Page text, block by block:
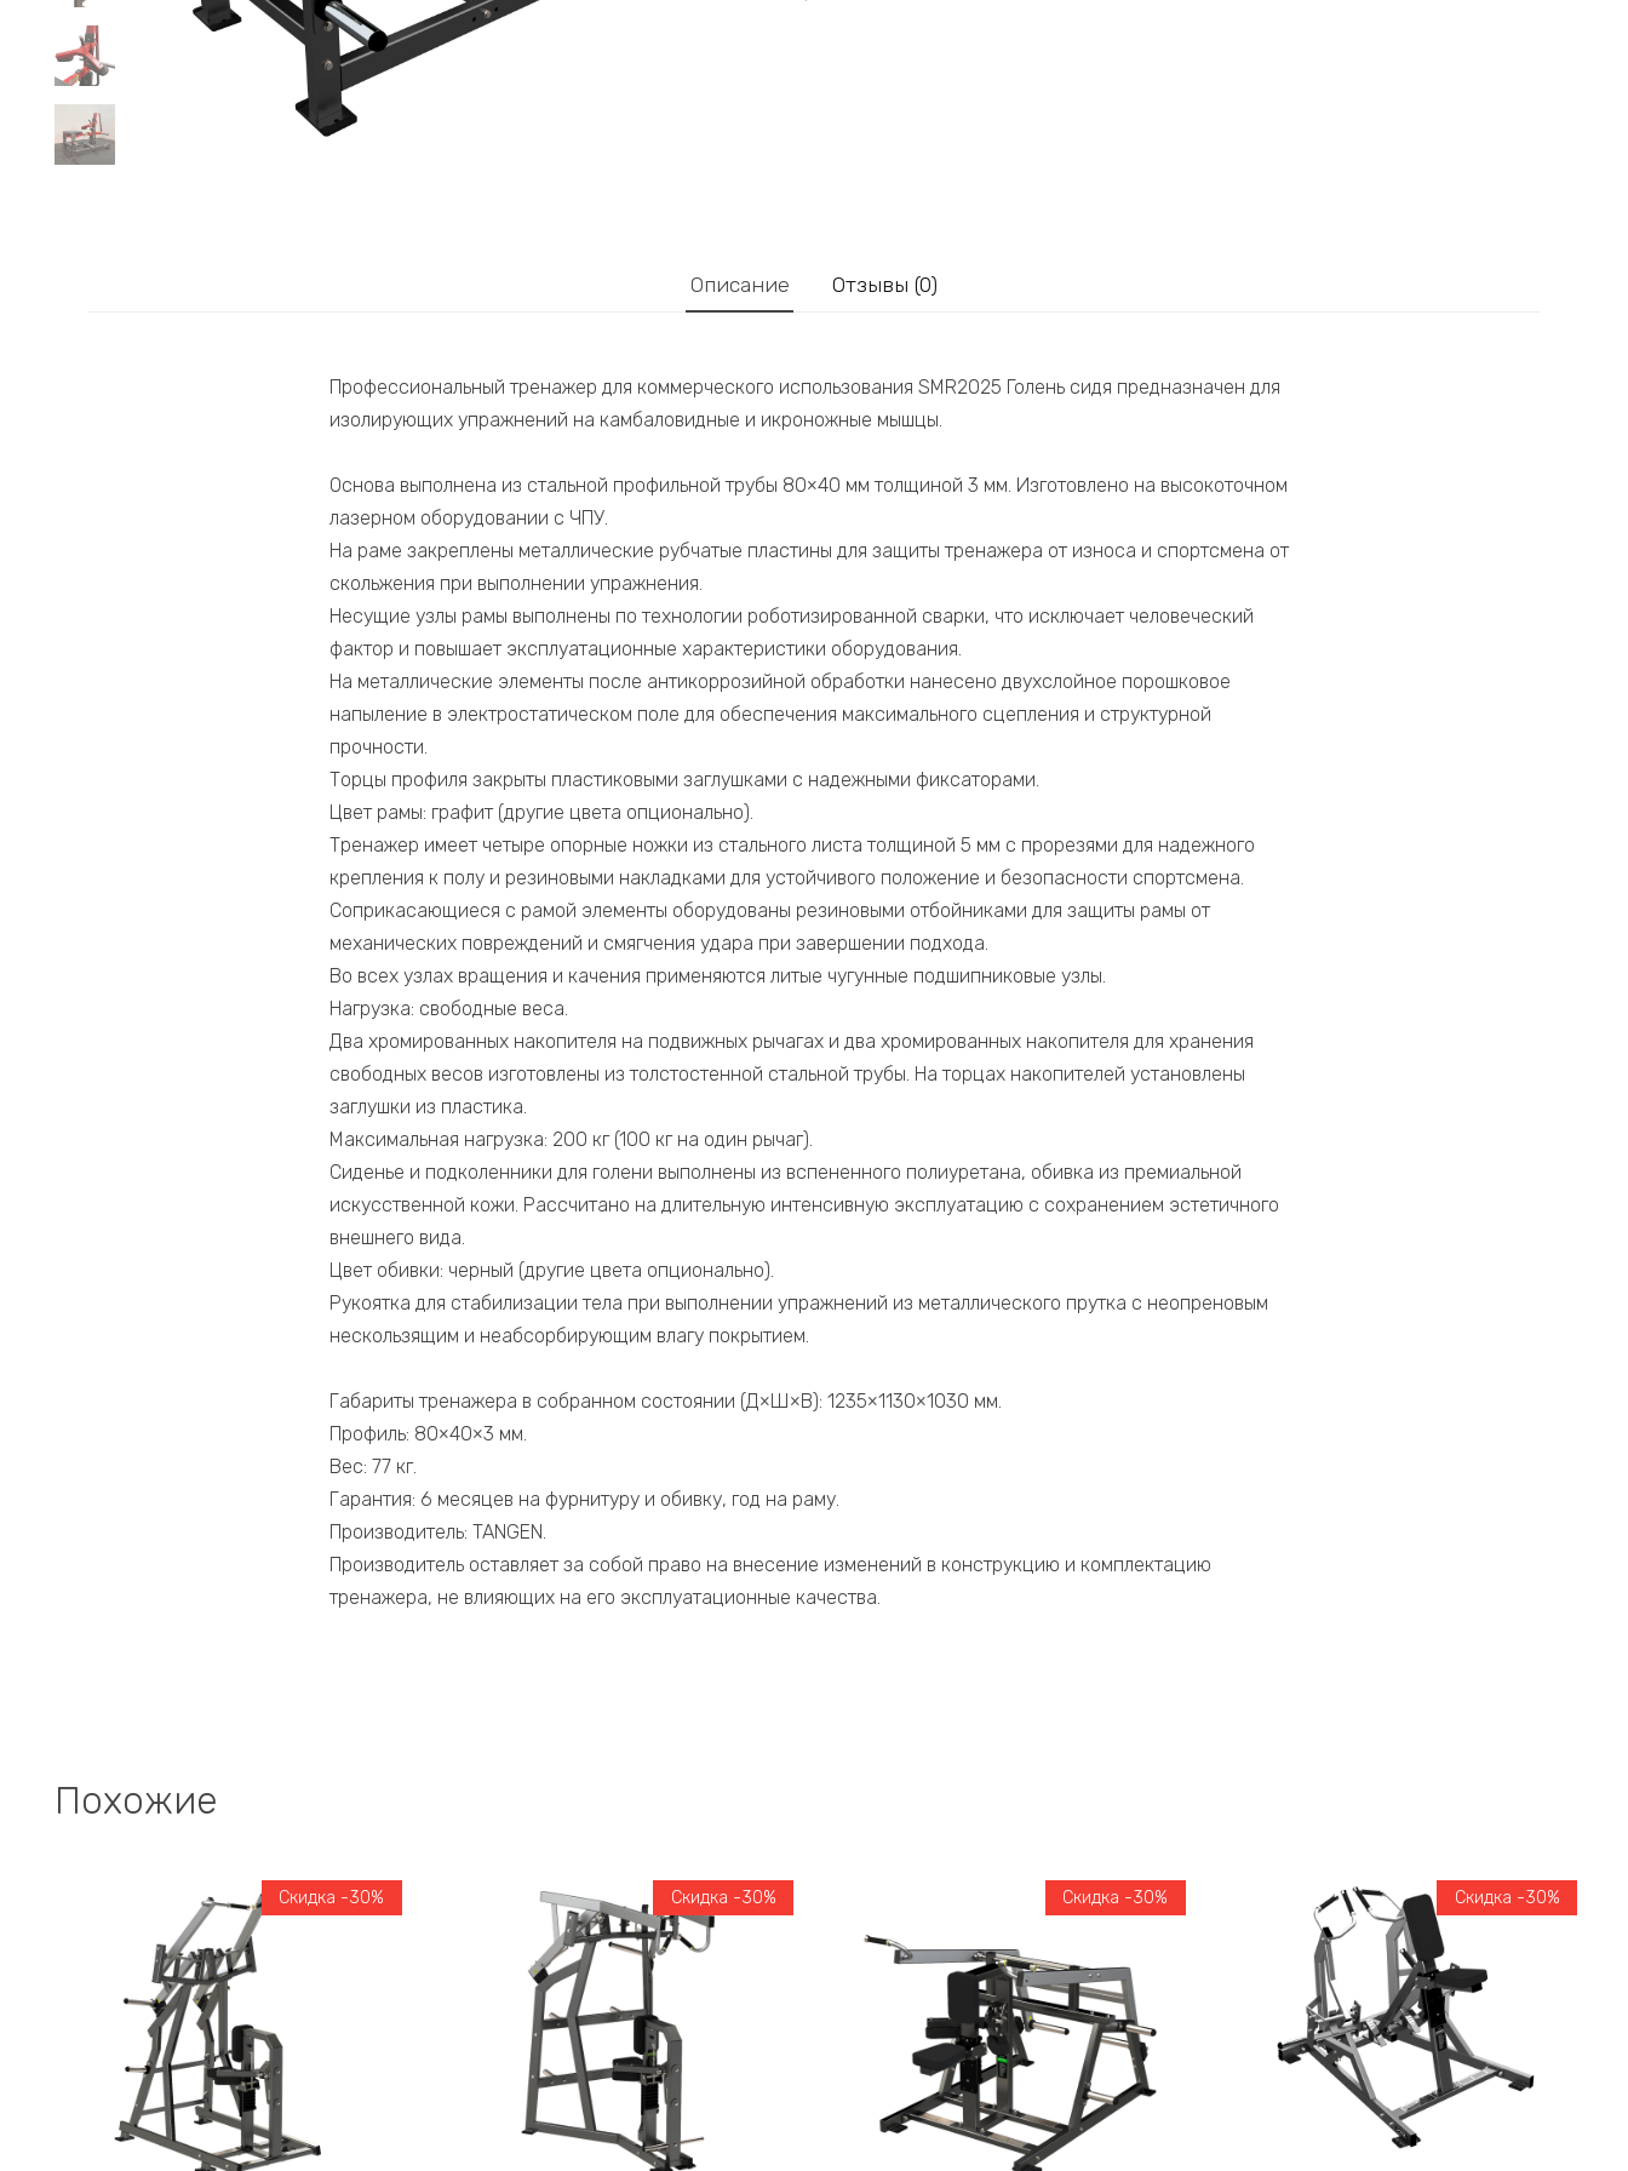
Описание Отзывы (0)
Профессиональный тренажер для коммерческого использования SMR2025 Голень сидя предназначен для
изолирующих упражнений на камбаловидные и икроножные мышцы.
Основа выполнена из стальной профильной трубы 80×40 мм толщиной 3 мм. Изготовлено на высокоточном
лазерном оборудовании с ЧПУ.
На раме закреплены металлические рубчатые пластины для защиты тренажера от износа и спортсмена от
скольжения при выполнении упражнения.
Несущие узлы рамы выполнены по технологии роботизированной сварки, что исключает человеческий
фактор и повышает эксплуатационные характеристики оборудования.
На металлические элементы после антикоррозийной обработки нанесено двухслойное порошковое
напыление в электростатическом поле для обеспечения максимального сцепления и структурной
прочности.
Торцы профиля закрыты пластиковыми заглушками с надежными фиксаторами.
Цвет рамы: графит (другие цвета опционально).
Тренажер имеет четыре опорные ножки из стального листа толщиной 5 мм с прорезями для надежного
крепления к полу и резиновыми накладками для устойчивого положение и безопасности спортсмена.
Соприкасающиеся с рамой элементы оборудованы резиновыми отбойниками для защиты рамы от
механических повреждений и смягчения удара при завершении подхода.
Во всех узлах вращения и качения применяются литые чугунные подшипниковые узлы.
Нагрузка: свободные веса.
Два хромированных накопителя на подвижных рычагах и два хромированных накопителя для хранения
свободных весов изготовлены из толстостенной стальной трубы. На торцах накопителей установлены
заглушки из пластика.
Максимальная нагрузка: 200 кг (100 кг на один рычаг).
Сиденье и подколенники для голени выполнены из вспененного полиуретана, обивка из премиальной
искусственной кожи. Рассчитано на длительную интенсивную эксплуатацию с сохранением эстетичного
внешнего вида.
Цвет обивки: черный (другие цвета опционально).
Рукоятка для стабилизации тела при выполнении упражнений из металлического прутка с неопреновым
нескользящим и неабсорбирующим влагу покрытием.
Габариты тренажера в собранном состоянии (Д×Ш×В): 1235×1130×1030 мм.
Профиль: 80×40×3 мм.
Вес: 77 кг.
Гарантия: 6 месяцев на фурнитуру и обивку, год на раму.
Производитель: TANGEN.
Производитель оставляет за собой право на внесение изменений в конструкцию и комплектацию
тренажера, не влияющих на его эксплуатационные качества.
Похожие
Скидка -30% Скидка -30% Скидка -30% Скидка -30%